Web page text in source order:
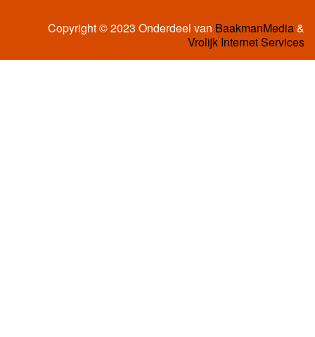
Copyright © 2023 Onderdeel van BaakmanMedia&
Vrolijk Internet Services